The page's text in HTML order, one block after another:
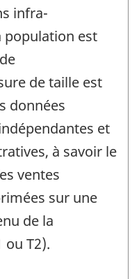
infra-
population est
de taille est
données
et
à savoir le
ventes
sur une
de la
T2).